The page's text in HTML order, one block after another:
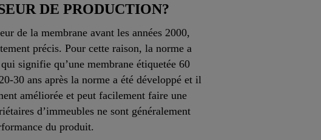
DE PRODUCTION?
de la membrane avant les années 2000,
précis. Pour cette raison, la norme a
signifie qu’une membrane étiquetée 60
30 ans après la norme a été développé et il
améliorée et peut facilement faire une
d’immeubles ne sont généralement
du produit.